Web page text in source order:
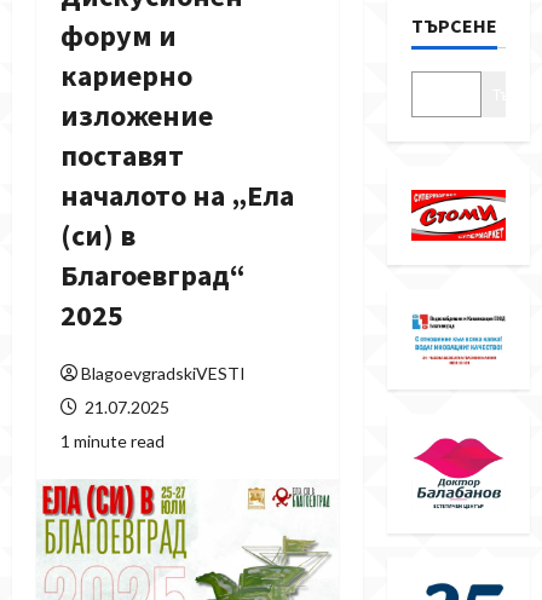
форум и
кариерно
изложение
поставят
началото на „Ела
(си) в
Благоевград“
2025
BlagoevgradskiVESTI
21.07.2025
1 minute read
ТЪРСЕНЕ